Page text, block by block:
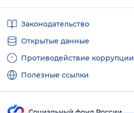
ссылкиЗаконодательство
Открытые данные
Противодействие коррупции
Полезные ссылки